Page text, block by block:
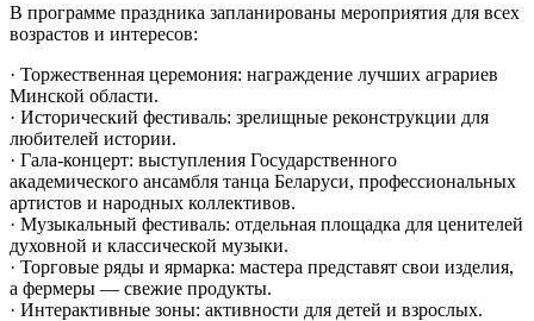
В программе праздника запланированы мероприятия для всех
возрастов и интересов:
· Торжественная церемония: награждение лучших аграриев
Минской области.
· Исторический фестиваль: зрелищные реконструкции для
любителей истории.
· Гала-концерт: выступления Государственного
академического ансамбля танца Беларуси, профессиональных
артистов и народных коллективов.
· Музыкальный фестиваль: отдельная площадка для ценителей
духовной и классической музыки.
· Торговые ряды и ярмарка: мастера представят свои изделия,
а фермеры — свежие продукты.
· Интерактивные зоны: активности для детей и взрослых.